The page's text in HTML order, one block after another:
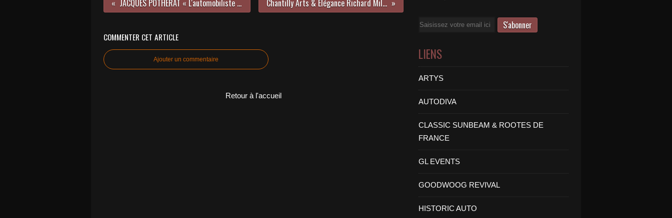
JACQUES POTHERAT « L'automobiliste était roi, la bagnole était reine » Chantilly Arts & Elégance Richard Mille dimanche 7 SEPTEMBRE 2014
COMMENTER CET ARTICLE
Ajouter un commentaire
Retour à l'accueil
Email
LIENS
ARTYS
AUTODIVA
CLASSIC SUNBEAM & ROOTES DE
FRANCE
GL EVENTS
GOODWOOG REVIVAL
HISTORIC AUTO